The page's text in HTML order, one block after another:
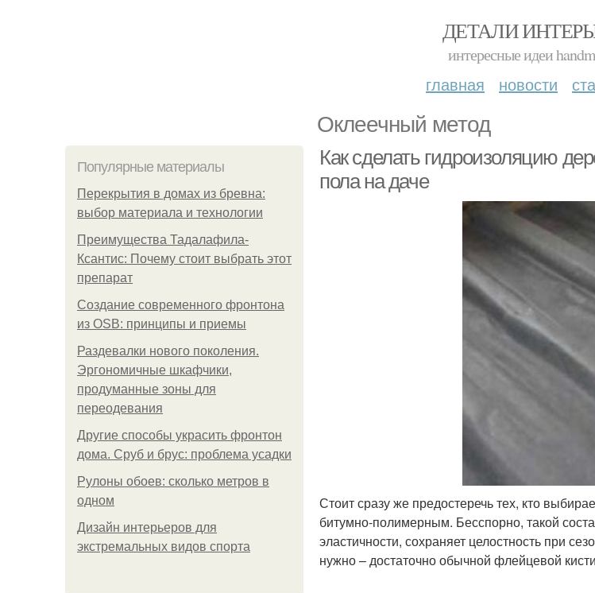
ДЕТАЛИ
интересные идеи
главная новости
Оклеечный метод
Популярные материалы
Перекрытия в домах из бревна:
выбор материала и технологии
Преимущества Тадалафила-
Ксантис: Почему стоит выбрать этот
препарат
Создание современного фронтона
из OSB: принципы и приемы
Раздевалки нового поколения.
Эргономичные шкафчики,
продуманные зоны для
переодевания
Другие способы украсить фронтон
дома. Сруб и брус: проблема усадки
Рулоны обоев: сколько метров в
одном
Дизайн интерьеров для
экстремальных видов спорта
Как сделать гидроизоляцию
пола на даче
Стоит сразу же предостеречь тех, кто
битумно-полимерным. Бесспорно, такой
эластичности, сохраняет целостность при
нужно – достаточно обычной флейцевой